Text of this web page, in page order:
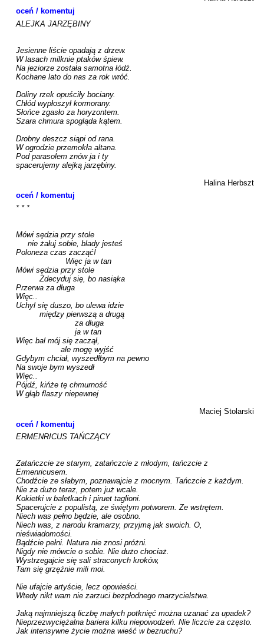
oceń / komentuj
ALEJKA JARZĘBINY
Jesienne liście opadają z drzew.
W lasach milknie ptaków śpiew.
Na jeziorze została samotna łódź.
Kochane lato do nas za rok wróć.
Doliny rzek opuściły bociany.
Chłód wypłoszył kormorany.
Słońce zgasło za horyzontem.
Szara chmura spogląda kątem.
Drobny deszcz siąpi od rana.
W ogrodzie przemokła altana.
Pod parasolem znów ja i ty
spacerujemy alejką jarzębiny.
Halina Herbszt
oceń / komentuj
* * *
Mówi sędzia przy stole
     nie żałuj sobie, blady jesteś
Poloneza czas zacząć!
Mówi sędzia przy stole
          Zdecyduj się, bo nasiąka
Przerwa za długa
Więc..
Uchyl się duszo, bo ulewa idzie
          między pierwszą a drugą
                         za długa
                         ja w tan
Więc bal mój się zaczął,
                   ale mogę wyjść
Gdybym chciał, wyszedłbym na pewno
Na swoje bym wyszedł
Więc..
Pójdź, kińże tę chmurność
W głąb flaszy niepewnej
Maciej Stolarski
oceń / komentuj
ERMENRICUS TAŃCZĄCY
Zatańczcie ze starym, zatańczcie z młodym, tańczcie z
Ermenricusem.
Chodźcie ze słabym, poznawajcie z mocnym. Tańczcie z każdym.
Nie za dużo teraz, potem już wcale.
Kokietki w baletkach i piruet taglioni.
Spacerujcie z populistą, ze świętym potworem. Ze wstrętem.
Niech was pełno będzie, ale osobno.
Niech was, z narodu kramarzy, przyjmą jak swoich. O,
nieświadomości.
Bądźcie pełni. Natura nie znosi próżni.
Nigdy nie mówcie o sobie. Nie dużo chociaż.
Wystrzegajcie się sali straconych kroków,
Tam się grzęźnie mili moi.
Nie ufajcie artyście, lecz opowieści.
Wtedy nikt wam nie zarzuci bezpłodnego marzycielstwa.
Jaką najmniejszą liczbę małych potknięć można uzanać za upadek?
Nieprzezwyciężalna bariera kilku niepowodzeń. Nie liczcie za często.
Jak intensywne życie można wieść w bezruchu?